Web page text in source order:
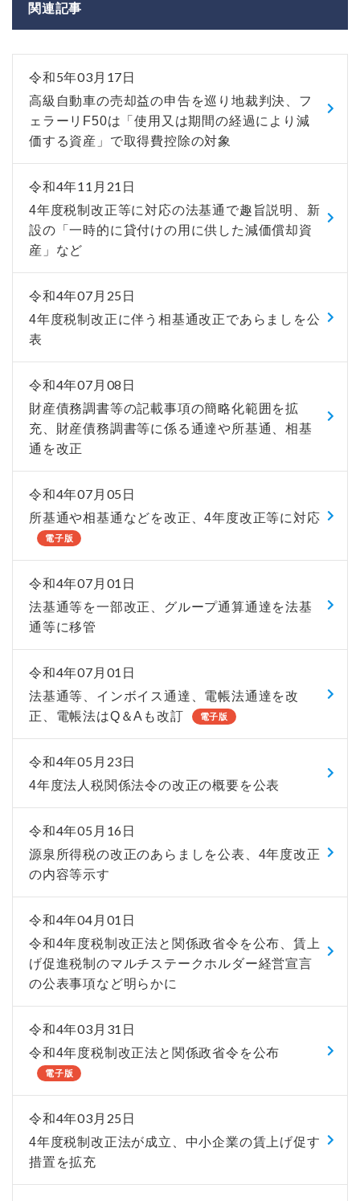
関連記事
令和5年03月17日
高級自動車の売却益の申告を巡り地裁判決、フ
ェラーリF50は「使用又は期間の経過により減
価する資産」で取得費控除の対象
令和4年11月21日
4年度税制改正等に対応の法基通で趣旨説明、新
設の「一時的に貸付けの用に供した減価償却資
産」など
令和4年07月25日
4年度税制改正に伴う相基通改正であらましを公
表
令和4年07月08日
財産債務調書等の記載事項の簡略化範囲を拡
充、財産債務調書等に係る通達や所基通、相基
通を改正
令和4年07月05日
所基通や相基通などを改正、4年度改正等に対応
電子版
令和4年07月01日
法基通等を一部改正、グループ通算通達を法基
通等に移管
令和4年07月01日
法基通等、インボイス通達、電帳法通達を改
正、電帳法はQ＆Aも改訂
電子版
令和4年05月23日
4年度法人税関係法令の改正の概要を公表
令和4年05月16日
源泉所得税の改正のあらましを公表、4年度改正
の内容等示す
令和4年04月01日
令和4年度税制改正法と関係政省令を公布、賃上
げ促進税制のマルチステークホルダー経営宣言
の公表事項など明らかに
令和4年03月31日
令和4年度税制改正法と関係政省令を公布
電子版
令和4年03月25日
4年度税制改正法が成立、中小企業の賃上げ促す
措置を拡充